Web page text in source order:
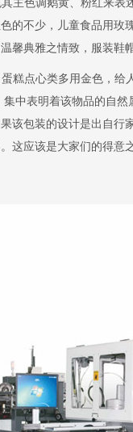
的不少，儿童食品用
馨典雅之情致，服装
糕点心类多用金色，
中表明着该物品的自然
该包装的设计是出自
这应该是大家们的得